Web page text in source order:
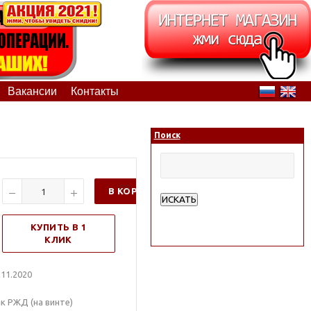
Вакансии Контакты
В КОРЗИНУ
КУПИТЬ В 1
КЛИК
РЖД (на винте)
Поиск
ИСКАТЬ